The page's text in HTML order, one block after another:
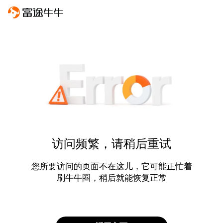
访问频繁，请稍后重试
您所要访问的页面不在这儿，它可能正忙着
刷牛牛圈，稍后就能恢复正常